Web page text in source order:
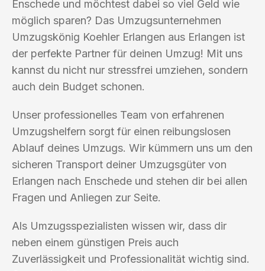
Enschede und möchtest dabei so viel Geld wie
möglich sparen? Das Umzugsunternehmen
Umzugskönig Koehler Erlangen aus Erlangen ist
der perfekte Partner für deinen Umzug! Mit uns
kannst du nicht nur stressfrei umziehen, sondern
auch dein Budget schonen.
Unser professionelles Team von erfahrenen
Umzugshelfern sorgt für einen reibungslosen
Ablauf deines Umzugs. Wir kümmern uns um den
sicheren Transport deiner Umzugsgüter von
Erlangen nach Enschede und stehen dir bei allen
Fragen und Anliegen zur Seite.
Als Umzugsspezialisten wissen wir, dass dir
neben einem günstigen Preis auch
Zuverlässigkeit und Professionalität wichtig sind.